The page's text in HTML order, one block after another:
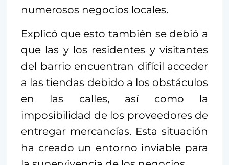
numerosos negocios locales.
Explicó que esto también se debió a
que las y los residentes y visitantes
del barrio encuentran difícil acceder
a las tiendas debido a los obstáculos
en las calles, así como la
imposibilidad de los proveedores de
entregar mercancías. Esta situación
ha creado un entorno inviable para